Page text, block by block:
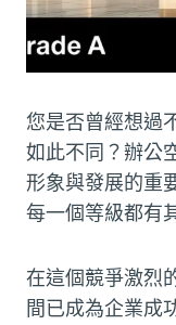
您是否曾經想過
如此不同？辦公
形象與發展的重
每一個等級都有
在這個競爭激烈
間已成為企業成